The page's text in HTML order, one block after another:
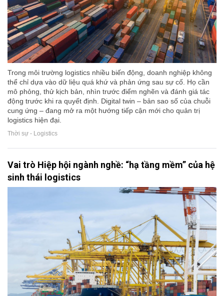
Trong môi trường logistics nhiều biến động, doanh nghiệp không
thể chỉ dựa vào dữ liệu quá khứ và phản ứng sau sự cố. Họ cần
mô phỏng, thử kịch bản, nhìn trước điểm nghẽn và đánh giá tác
động trước khi ra quyết định. Digital twin – bản sao số của chuỗi
cung ứng – đang mở ra một hướng tiếp cận mới cho quản trị
logistics hiện đại.
Thời sự - Logistics
Vai trò Hiệp hội ngành nghề: “hạ tầng mềm” của hệ
sinh thái logistics